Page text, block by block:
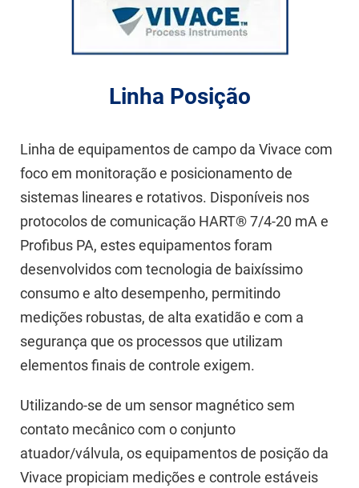
Linha Posição
Linha de equipamentos de campo da Vivace com
foco em monitoração e posicionamento de
sistemas lineares e rotativos. Disponíveis nos
protocolos de comunicação HART® 7/4-20 mA e
Profibus PA, estes equipamentos foram
desenvolvidos com tecnologia de baixíssimo
consumo e alto desempenho, permitindo
medições robustas, de alta exatidão e com a
segurança que os processos que utilizam
elementos finais de controle exigem.
Utilizando-se de um sensor magnético sem
contato mecânico com o conjunto
atuador/válvula, os equipamentos de posição da
Vivace propiciam medições e controle estáveis